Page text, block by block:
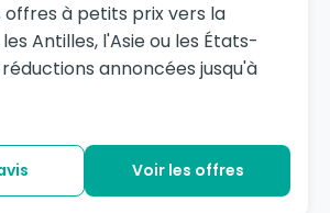
offres à petits prix vers la
Antilles, l'Asie ou les États-
réductions annoncées jusqu'à
Voir les offres